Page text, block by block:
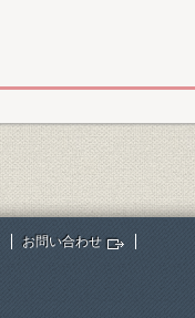
お問い合わせ